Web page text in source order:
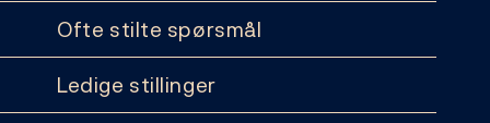
Ofte stilte spørsmål
Ledige stillinger